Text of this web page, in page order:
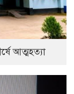
আত্মহত্যা